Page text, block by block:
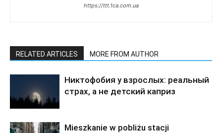
https://ttt.1ca.com.ua
RELATED ARTICLES MORE FROM AUTHOR
Никтофобия у взрослых: реальный
страх, а не детский каприз
Mieszkanie w pobliżu stacji